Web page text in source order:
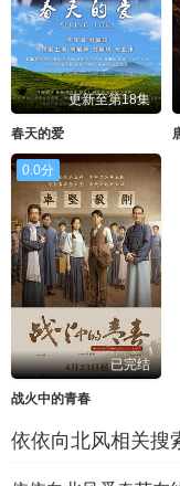
更新至第18集
春天的爱
0.0分
已完结
战火中的青春
依依向北风相关搜